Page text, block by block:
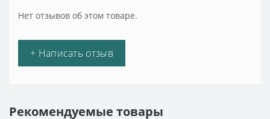
Нет отзывов об этом товаре.
+ Написать отзыв
Рекомендуемые товары